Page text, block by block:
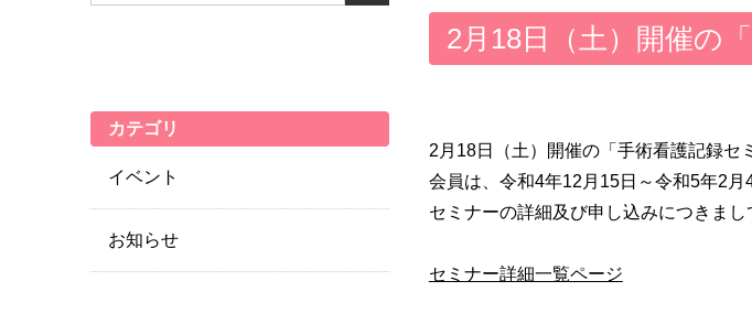
2月18日（土）開催の
2月18日（土）開催の「手術看護記録セ
会員は、令和4年12月15日～令和5年2月
セミナーの詳細及び申し込みにつきま
セミナー詳細一覧ページ
カテゴリ
イベント
お知らせ